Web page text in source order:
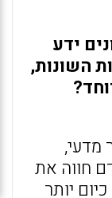
ידע
השונות,
מדעי,
חווה את
יותר